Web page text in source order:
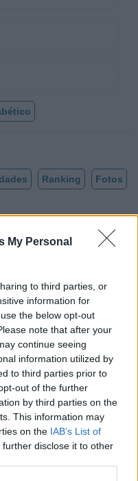
My Personal
to third parties, or
information for
the below opt-out
note that after your
continue seeing
information utilized by
to third parties prior to
out of the further
by third parties on the
This information may
on the IAB’s List of
further disclose it to other
Ranking Fotos
Musical
461del ranking de
ha sido el19º en